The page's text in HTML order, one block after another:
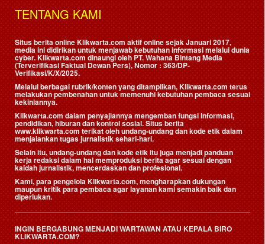
TENTANG KAMI
Situs berita online Klikwarta.com aktif online sejak Januari 2017,
media ini didirikan untuk menjawab kebutuhan informasi melalui dunia
cyber. Klikwarta.com dinaungi oleh PT. Wahana Bintang Media
(Terverifikasi Faktual Dewan Pers), Nomor : 363/DP-
Verifikasi/K/X/2025.
Melalui berbagai rubrik/konten yang ditampilkan, Klikwarta.com terus
melakukan pembenahan untuk memenuhi kebutuhan pembaca sesuai
kekiniannya.
Klikwarta.com dalam penyajiannya mengemban fungsi informasi,
pendidikan, hiburan dan kontrol sosial. Situs berita
www.klikwarta.com terikat oleh undang-undang dan kode etik dalam
menjalankan tugas jurnalistik sehari-hari.
Selain itu, undang-undang dan kode etik itu juga menjadi panduan
kerja redaksi dalam hal memproduksi berita agar sesuai dengan
kaidah jurnalistik, mencerdaskan dan profesional.
Kami, para pengelola Klikwarta.com, mengharapkan dukungan
maupun kritik para pembaca agar layanan kami semakin baik dan
diperlukan.
INGIN BERGABUNG MENJADI WARTAWAN ATAU KEPALA BIRO
KLIKWARTA.COM?